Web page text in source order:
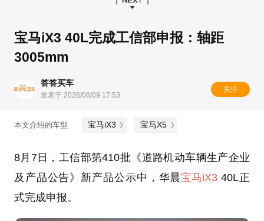
宝马iX3 40L完成工信部申报：轴距
3005mm
答答买车
发表于 2026/08/09 17:53
关注
本文介绍的车型 宝马iX3 宝马X5
8月7日，工信部第410批《道路机动车辆生产企业
及产品公告》新产品公示中，华晨宝马iX3 40L正
式完成申报。